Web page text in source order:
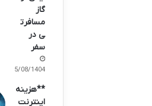
گاز
مسافرت
ی در
سفر
05/08/1404
**هزینه
اینترنت